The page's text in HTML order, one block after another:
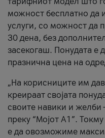
можност бесплатно да
услуги, со можност да
30 дена, без
засекогаш. Понудата е
празнична цена на
„На корисниците им
креираат својата
своите навики и желби
преку “Мојот А1”.
е да овозможиме